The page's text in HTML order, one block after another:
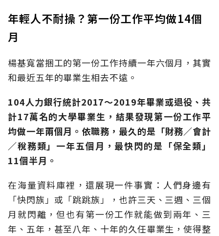
年輕人不耐操？第一份工作平均做14個
月
楊基寬當捆工的第一份工作持續一年六個月，其實
和最近五年的畢業生相去不遠。
104人力銀行統計2017～2019年畢業或退役、共
計17萬名的大學畢業生，結果發現第一份工作平
均做一年兩個月。依職務，最久的是「財務／會計
／稅務類」一年五個月，最快閃的是「保全類」
11個半月。
在海量資料庫裡，還展現一件事實：人們身邊有
「快閃族」或「跳跳族」，也許三天、三週、三個
月就閃離，但也有第一份工作就能做到兩年、三
年、五年，甚至八年、十年的久任畢業生，使得整